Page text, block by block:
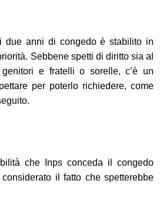
due anni di congedo è stabilito in
Sebbene spetti di diritto sia al
e fratelli o sorelle, c’è un
per poterlo richiedere, come
che Inps conceda il congedo
il fatto che spetterebbe